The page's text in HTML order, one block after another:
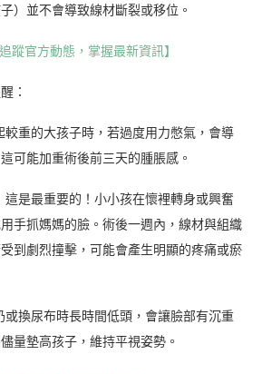
）並不會導致線材斷裂或移位。
蹤官方動態，掌握最新資訊】
：
較重的大孩子時，若過度用力憋氣，會導
可能加重術後前三天的腫脹感。
這是最重要的！小小孩在懷裡轉身或興奮
手抓媽媽的臉。術後一週內，線材與組織
到劇烈撞擊，可能會產生明顯的疼痛或瘀
或換尿布時長時間低頭，會讓臉部有沉重
量墊高孩子，維持平視姿勢。